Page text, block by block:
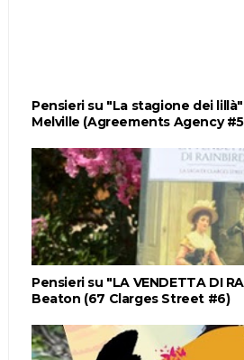
Pensieri su "La stagione dei
Melville (Agreements Agency
Pensieri su "LA VENDETTA DI
Beaton (67 Clarges Street #6)